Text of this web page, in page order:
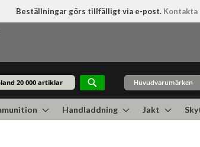
Beställningar görs tillfälligt via e-post.
Sök
Huvudvarumärken
Handladdning Jakt